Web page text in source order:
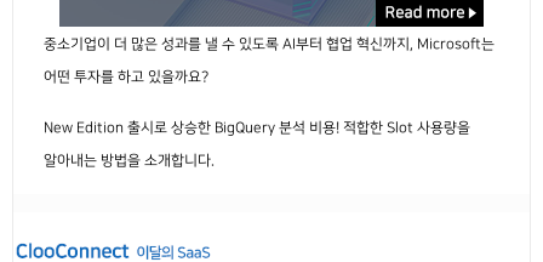
중소기업이 더 많은 성과를 낼 수 있도록 AI부터 협업 혁신까지, Microsoft는
어떤 투자를 하고 있을까요?
New Edition 출시로 상승한 BigQuery 분석 비용! 적합한 Slot 사용량을
알아내는 방법을 소개합니다.